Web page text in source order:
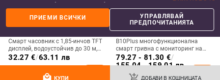
КУПИ ДОБАВИ В КОШНИЦАТА
Смарт часовник с 1,85-инчов TFT
дисплей, водоустойчив до 30 м,
мониторинг на сърдечния ритъм
и кръвното налягане и кислород
живот на батерията 7–14 дни
32.27 €/63.11 лв
B10Plus многофункционална
смарт гривна с мониторинг на
сърдечния ритъм и кислород в
кръвта, спортна гривна
79.27 - 81.30 €/
155.04 - 159.01 лв
да съхраняваме бисквитки и подобни технологии на вашето устройство
за рекламни и аналитични цели. Можете по всяко време да управлявате
своите предпочитания, като натиснете „Управлявай предпочитанията“.
За повече информация, моля, вижте нашата
данните.
ПРИЕМИ ВСИЧКИ
УПРАВЛЯВАЙ
ПРЕДПОЧИТАНИЯТА